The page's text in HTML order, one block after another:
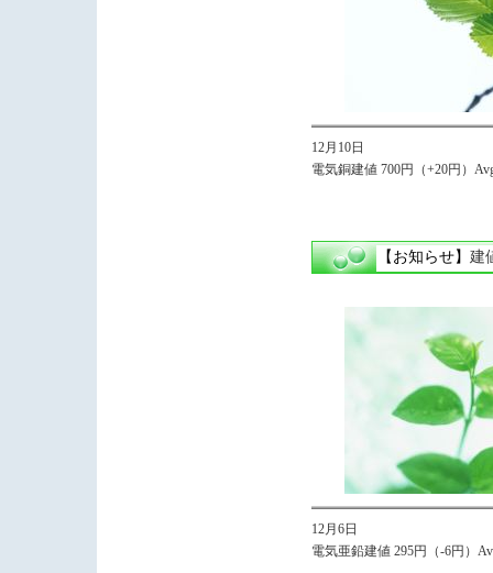
12月10日
電気銅建値 700円（+20円）
【お知らせ】 建
12月6日
電気亜鉛建値 295円（-6円）